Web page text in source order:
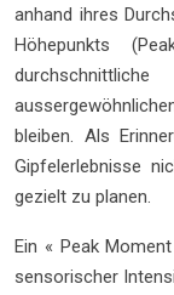
anhand ihres
Höhepunkts
bleiben. Als
Gipfelerlebnisse
gezielt zu planen.
Ein « Peak
sensorischer